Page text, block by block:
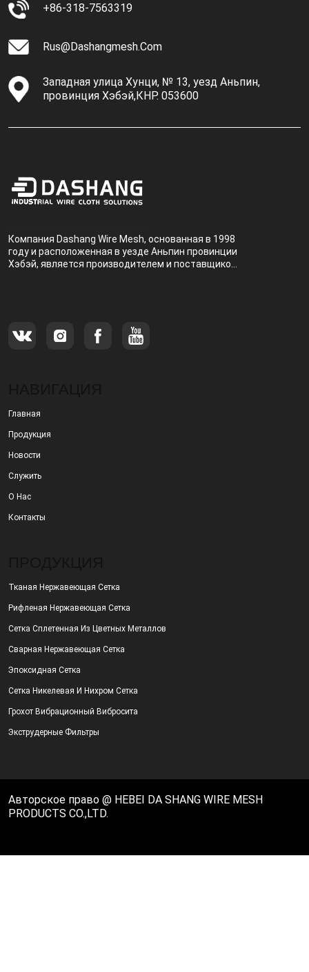
+86-318-7563319
Rus@dashangmesh.com
Западная улица Хунци, № 13, уезд Аньпин,
провинция Хэбэй,КНР. 053600
Компания Dashang Wire Mesh, основанная в 1998
году и расположенная в уезде Аньпин провинции
Хэбэй, является производителем и поставщиком,
Главная
Продукция
Новости
Служить
О Нас
Контакты
Тканая Нержавеющая Сетка
Рифленая Нержавеющая Сетка
Сетка Сплетенная Из Цветных Металлов
Сварная Нержавеющая Сетка
Эпоксидная Сетка
Сетка Никелевая И Нихром Сетка
Грохот Вибрационный Вибросита
Экструдерные Фильтры
Авторское право @ HEBEI DA SHANG WIRE MESH
PRODUCTS CO.,LTD.